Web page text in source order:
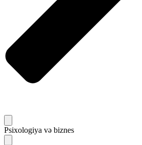
Psixologiya və biznes